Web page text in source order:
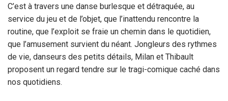
C’est à travers une danse burlesque et détraquée, au
service du jeu et de l’objet, que l’inattendu rencontre la
routine, que l’exploit se fraie un chemin dans le quotidien,
que l’amusement survient du néant. Jongleurs des rythmes
de vie, danseurs des petits détails, Milan et Thibault
proposent un regard tendre sur le tragi-comique caché dans
nos quotidiens.